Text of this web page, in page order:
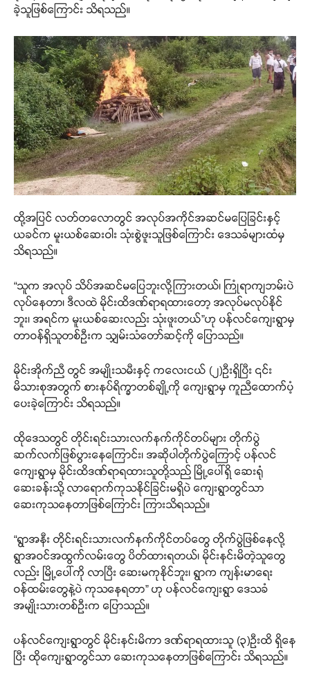
ခဲ့သူဖြစ်ကြောင်း သိရသည်။
ထို့အပြင် လတ်တလောတွင် အလုပ်အကိုင်အဆင်မပြေခြင်းနှင့်
ယခင်က မူးယစ်ဆေးဝါး သုံးစွဲဖူးသူဖြစ်ကြောင်း ဒေသခံများထံမှ
သိရသည်။
“သူက အလုပ် သိပ်အဆင်မပြေဘူးလို့ကြားတယ်၊ ကြုံရာကျဘမ်းပဲ
လုပ်နေတာ၊ ဒီလထဲ မိုင်းထိဒဏ်ရာရထားတော့ အလုပ်မလုပ်နိုင်
ဘူး၊ အရင်က မူးယစ်ဆေးလည်း သုံးဖူးတယ်”ဟု ပန်လင်ကျေးရွာမှ
တာဝန်ရှိသူတစ်ဦးက သျှမ်းသံတော်ဆင့်ကို ပြောသည်။
မိုင်းအိုက်ညီ တွင် အမျိုးသမီးနှင့် ကလေးငယ် (၂)ဦးရှိပြီး ၎င်း
မိသားစုအတွက် စားနပ်ရိက္ခာတစ်ချို့ကို ကျေးရွာမှ ကူညီထောက်ပံ့
ပေးခဲ့ကြောင်း သိရသည်။
ထိုဒေသတွင် တိုင်းရင်းသားလက်နက်ကိုင်တပ်များ တိုက်ပွဲ
ဆက်လက်ဖြစ်ပွားနေကြောင်း၊ အဆိုပါတိုက်ပွဲကြောင့် ပန်လင်
ကျေးရွာမှ မိုင်းထိဒဏ်ရာရထားသူတို့သည် မြို့ပေါ်ရှိ ဆေးရုံ
ဆေးခန်းသို့ လာရောက်ကုသနိုင်ခြင်းမရှိပဲ ကျေးရွာတွင်သာ
ဆေးကုသနေတာဖြစ်ကြောင်း ကြားသိရသည်။
“ရွာအနီး တိုင်းရင်းသားလက်နက်ကိုင်တပ်တွေ တိုက်ပွဲဖြစ်နေလို့
ရွာအဝင်အထွက်လမ်းတွေ ပိတ်ထားရတယ်၊ မိုင်းနင်းမိတဲ့သူတွေ
လည်း မြို့ပေါ်ကို လာပြီး ဆေးမကုနိုင်ဘူး၊ ရွာက ကျန်းမာရေး
ဝန်ထမ်းတွေနဲ့ပဲ ကုသနေရတာ” ဟု ပန်လင်ကျေးရွာ ဒေသခံ
အမျိုးသားတစ်ဦးက ပြောသည်။
ပန်လင်ကျေးရွာတွင် မိုင်းနင်းမိကာ ဒဏ်ရာရထားသူ (၃)ဦးထိ ရှိနေ
ပြီး ထိုကျေးရွာတွင်သာ ဆေးကုသနေတာဖြစ်ကြောင်း သိရသည်။